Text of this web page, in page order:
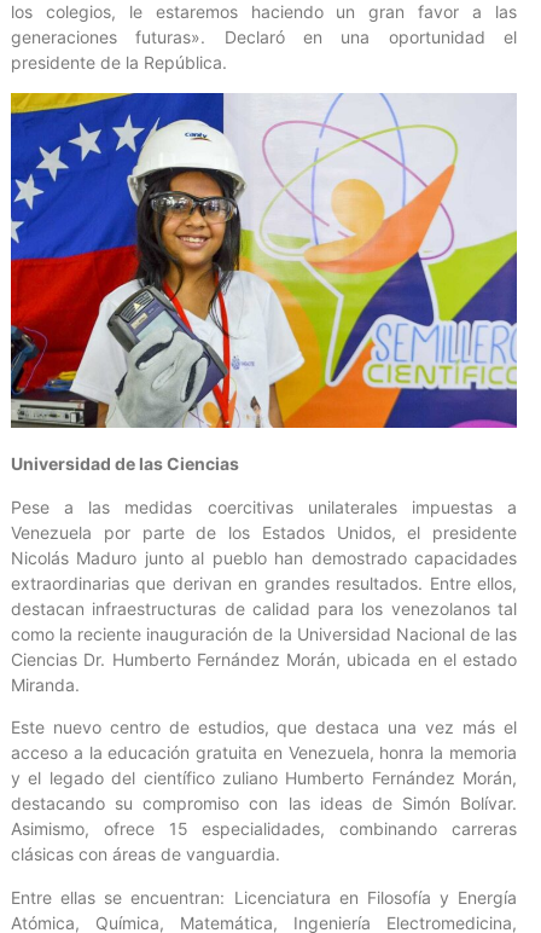
los colegios, le estaremos haciendo un gran favor a las
generaciones futuras». Declaró en una oportunidad el
presidente de la República.
Universidad de las Ciencias
Pese a las medidas coercitivas unilaterales impuestas a
Venezuela por parte de los Estados Unidos, el presidente
Nicolás Maduro junto al pueblo han demostrado capacidades
extraordinarias que derivan en grandes resultados. Entre ellos,
destacan infraestructuras de calidad para los venezolanos tal
como la reciente inauguración de la Universidad Nacional de las
Ciencias Dr. Humberto Fernández Morán, ubicada en el estado
Miranda.
Este nuevo centro de estudios, que destaca una vez más el
acceso a la educación gratuita en Venezuela, honra la memoria
y el legado del científico zuliano Humberto Fernández Morán,
destacando su compromiso con las ideas de Simón Bolívar.
Asimismo, ofrece 15 especialidades, combinando carreras
clásicas con áreas de vanguardia.
Entre ellas se encuentran: Licenciatura en Filosofía y Energía
Atómica, Química, Matemática, Ingeniería Electromedicina,